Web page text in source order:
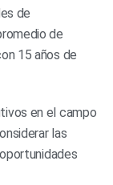
de
de
15 años de
en el campo
las